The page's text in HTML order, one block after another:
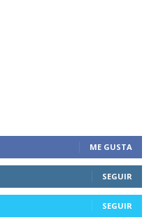
ME GUSTA
SEGUIR
SEGUIR